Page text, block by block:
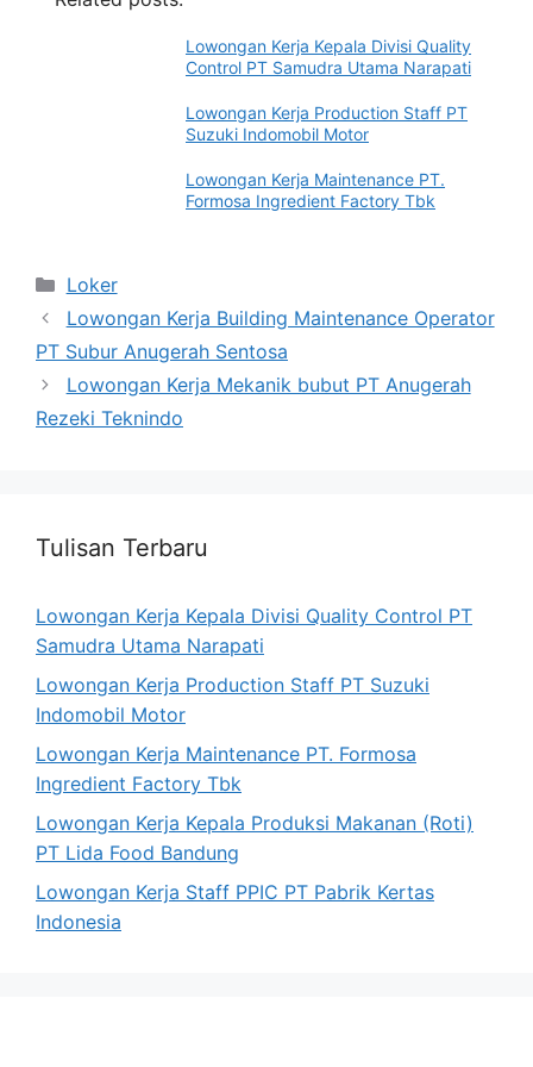
Lowongan Kerja Kepala Divisi Quality
Control PT Samudra Utama Narapati
Lowongan Kerja Production Staff PT
Suzuki Indomobil Motor
Lowongan Kerja Maintenance PT.
Formosa Ingredient Factory Tbk
Categories
Loker
Lowongan Kerja Building Maintenance Operator
PT Subur Anugerah Sentosa
Lowongan Kerja Mekanik bubut PT Anugerah
Rezeki Teknindo
Tulisan Terbaru
Lowongan Kerja Kepala Divisi Quality Control PT
Samudra Utama Narapati
Lowongan Kerja Production Staff PT Suzuki
Indomobil Motor
Lowongan Kerja Maintenance PT. Formosa
Ingredient Factory Tbk
Lowongan Kerja Kepala Produksi Makanan (Roti)
PT Lida Food Bandung
Lowongan Kerja Staff PPIC PT Pabrik Kertas
Indonesia